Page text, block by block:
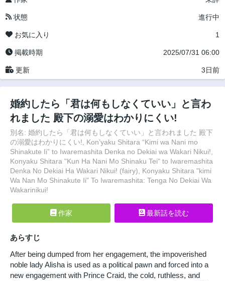
状態 進行中
お気に入り 1
掲載時期 2025/07/31 06:00
更新 3日前
婚約したら「君は何もしなくていい」と言わ
れました 殿下の溺愛はわかりにくい!
別名: 婚約したら「君は何もしなくていい」と言われました 殿下
の溺愛はわかりにくい!, Kon’yaku Shitara “Kimi wa Nani mo
Shinakute Ii” to Iwaremashita Denka no Dekiai wa Wakari Nikui!,
Konyaku Shitara "Kun Ha Nani Mo Shinaku Tei" to Iwaremashita
Denka No Dekiai Ha Wakari Nikui! (fairy), Konyaku Shitara "kimi
Wa Nan Mo Shinakute Ii" To Iwaremashita: Tenga No Dekiai Wa
Wakarinikui!
作家 最新話を読む
あらすじ
After being dumped from her engagement, the impoverished
noble lady Alisha is used as a political pawn and forced into a
new engagement with Prince Craid, the cold, ruthless, and